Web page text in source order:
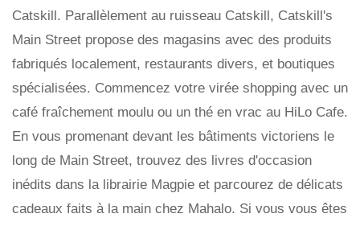
Catskill. Parallèlement au ruisseau Catskill, Catskill's
Main Street propose des magasins avec des produits
fabriqués localement, restaurants divers, et boutiques
spécialisées. Commencez votre virée shopping avec un
café fraîchement moulu ou un thé en vrac au HiLo Cafe.
En vous promenant devant les bâtiments victoriens le
long de Main Street, trouvez des livres d'occasion
inédits dans la librairie Magpie et parcourez de délicats
cadeaux faits à la main chez Mahalo. Si vous vous êtes